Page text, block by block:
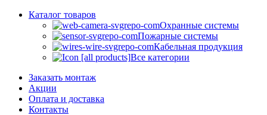
Каталог товаров
Охранные системы
Пожарные системы
Кабельная продукция
Все категории
Заказать монтаж
Акции
Оплата и доставка
Контакты